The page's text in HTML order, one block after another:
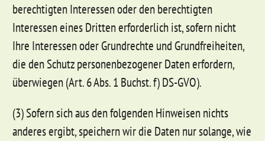
berechtigten Interessen oder den berechtigten
Interessen eines Dritten erforderlich ist, sofern nicht
Ihre Interessen oder Grundrechte und Grundfreiheiten,
die den Schutz personenbezogener Daten erfordern,
überwiegen (Art. 6 Abs. 1 Buchst. f) DS-GVO).
(3) Sofern sich aus den folgenden Hinweisen nichts
anderes ergibt, speichern wir die Daten nur solange, wie